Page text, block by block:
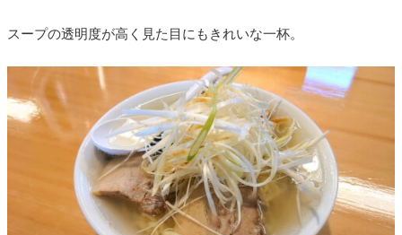
スープの透明度が高く見た目にもきれいな一杯。